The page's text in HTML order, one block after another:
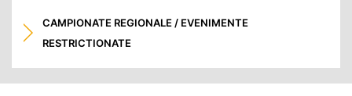
CAMPIONATE REGIONALE / EVENIMENTE
RESTRICTIONATE